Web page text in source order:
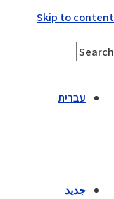
Skip to content
Search
עברית
جديد